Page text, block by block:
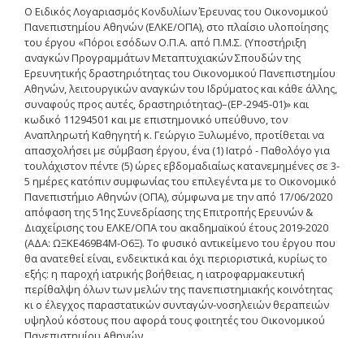
Ε.Σ.Π.Α. (2014-2020)
ΕΠ Ανάπτυξη Ανθρώπινου
Δυναμικού, Εκπαίδευση και
Διά Βίου Μάθηση
ΕΠ Ανταγωνιστικότητα,
Επιχειρηματικότητα και
Καινοτομία
ΕΡΓΑ ΕΣΠΑ 2014-2020
Δημοσιότητα ΕΛ.ΙΔ.Ε.Κ.
ΕΛ.ΙΔ.Ε.Κ. Μεταδιδάκτορες
Guidelines
Guidelines
Ο Ειδικός Λογαριασμός Κονδυλίων Έρευνας του Οικονομικού
Πανεπιστημίου Αθηνών (ΕΛΚΕ/ΟΠΑ), στο πλαίσιο υλοποίησης
του έργου «Πόροι εσόδων Ο.Π.Α. από Π.Μ.Σ. (Υποστήριξη
αναγκών Προγραμμάτων Μεταπτυχιακών Σπουδών της
Ερευνητικής δραστηριότητας του Οικονομικού Πανεπιστημίου
Αθηνών, λειτουργικών αναγκών του Ιδρύματος και κάθε άλλης,
συναφούς προς αυτές, δραστηριότητας)–(ΕΡ-2945-01)» και
κωδικό 11294501 και με επιστημονικό υπεύθυνο, τον
Αναπληρωτή Καθηγητή κ. Γεώργιο Ξυλωμένο, προτίθεται να
απασχολήσει με σύμβαση έργου, ένα (1) Ιατρό - Παθολόγο για
τουλάχιστον πέντε (5) ώρες εβδομαδιαίως κατανεμημένες σε 3-
5 ημέρες κατόπιν συμφωνίας του επιλεγέντα με το Οικονομικό
Πανεπιστήμιο Αθηνών (ΟΠΑ), σύμφωνα με την από 17/06/2020
απόφαση της 51ης Συνεδρίασης της Επιτροπής Ερευνών &
Διαχείρισης του ΕΛΚΕ/ΟΠΑ του ακαδημαϊκού έτους 2019-2020
(ΑΔΑ: ΩΞΚΕ469Β4Μ-Ο6Ξ). Το φυσικό αντικείμενο του έργου που
θα ανατεθεί είναι, ενδεικτικά και όχι περιοριστικά, κυρίως το
εξής: η παροχή ιατρικής βοήθειας, η ιατροφαρμακευτική
περίθαλψη όλων των μελών της πανεπιστημιακής κοινότητας
κι ο έλεγχος παραστατικών συνταγών-νοσηλειών θεραπειών
υψηλού κόστους που αφορά τους φοιτητές του Οικονομικού